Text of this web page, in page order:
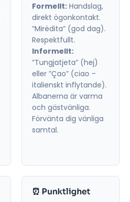
Formellt: Handslag,
direkt ögonkontakt.
”Mirëdita” (god dag).
Respektfullt.
Informellt:
”Tungjatjeta” (hej)
eller ”Çao” (ciao –
italienskt inflytande).
Albanerna är varma
och gästvänliga.
Förvänta dig vänliga
samtal.
⏰ Punktlighet